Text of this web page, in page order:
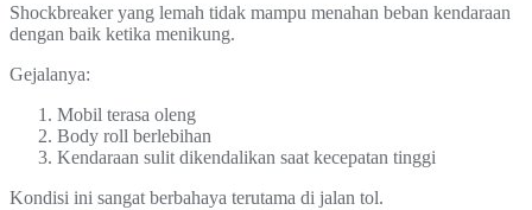
Shockbreaker yang lemah tidak mampu menahan beban kendaraan
dengan baik ketika menikung.
Gejalanya:
Mobil terasa oleng
Body roll berlebihan
Kendaraan sulit dikendalikan saat kecepatan tinggi
Kondisi ini sangat berbahaya terutama di jalan tol.